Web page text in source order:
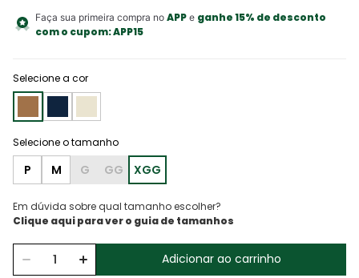
Faça sua primeira compra no APPe ganhe 15% de desconto
com o cupom:APP15
Selecione a cor
P M G GG XGG
Em dúvida sobre qual tamanho escolher?
Adicionar ao carrinho